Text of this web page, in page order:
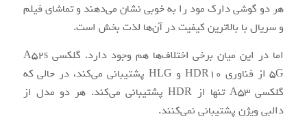
هر دو گوشی دارک مود را به خوبی نشان می‌دهند و تماشای فیلم
و سریال با بالاترین کیفیت در آن‌ها لذت بخش است.
اما در این میان برخی اختلاف‌ها هم وجود دارد. گلکسی A52s
5G از فناوری HDR10 و HLG پشتیبانی می‌کند، در حالی که
گلکسی A53 تنها از HDR پشتیبانی می‌کند. هر دو مدل از
دالبی ویژن پشتیبانی نمی‌کنند.